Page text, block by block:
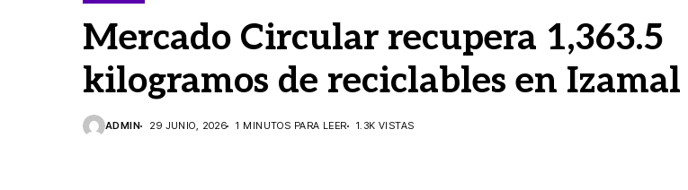
Mercado Circular recupera 1,363.5
kilogramos de reciclables en Izamal
ADMIN 29 JUNIO, 2026 1 MINUTOS PARA LEER 1.3K VISTAS